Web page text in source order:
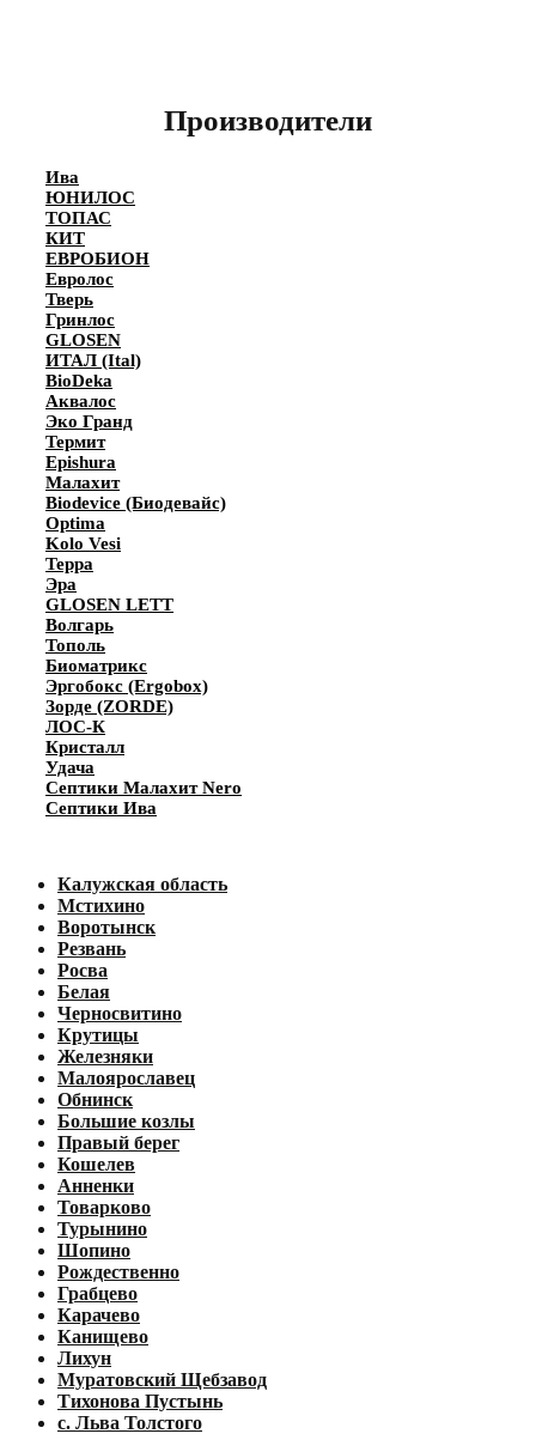
Производители
Ива
ЮНИЛОС
ТОПАС
КИТ
ЕВРОБИОН
Евролос
Тверь
Гринлос
GLOSEN
ИТАЛ (Ital)
BioDeka
Аквалос
Эко Гранд
Термит
Epishura
Малахит
Biodevice (Биодевайс)
Optima
Kolo Vesi
Терра
Эра
GLOSEN LETT
Волгарь
Тополь
Биоматрикс
Эргобокс (Ergobox)
Зорде (ZORDE)
ЛОС-К
Кристалл
Удача
Септики Малахит Nero
Септики Ива
Калужская область
Мстихино
Воротынск
Резвань
Росва
Белая
Черносвитино
Крутицы
Железняки
Малоярославец
Обнинск
Большие козлы
Правый берег
Кошелев
Анненки
Товарково
Турынино
Шопино
Рождественно
Грабцево
Карачево
Канищево
Лихун
Муратовский Щебзавод
Тихонова Пустынь
с. Льва Толстого